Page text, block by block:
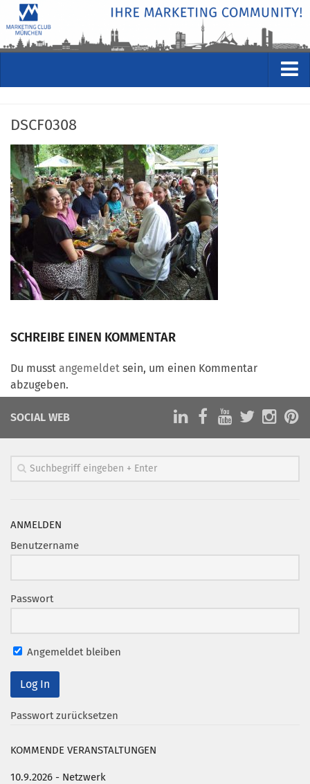
Kommende Veranstaltungen
Rückblicke
Veranstaltungsformate
STUDIO
ÜBER
Wer wir sind
Clubführung
Geschäftsstelle
Arbeitsgruppen
Münchner Marketingpreis
MARKETING PIONIERE
CLUB-KOMMUNIKATION
Newsletter
MCM Club TV
AKTUELLES
KONTAKT
DSCF0308
SCHREIBE EINEN KOMMENTAR
Du musst angemeldet sein, um einen Kommentar
abzugeben.
SOCIAL WEB
ANMELDEN
Benutzername
Passwort
Angemeldet bleiben
Passwort zurücksetzen
KOMMENDE VERANSTALTUNGEN
10.9.2026 - Netzwerk